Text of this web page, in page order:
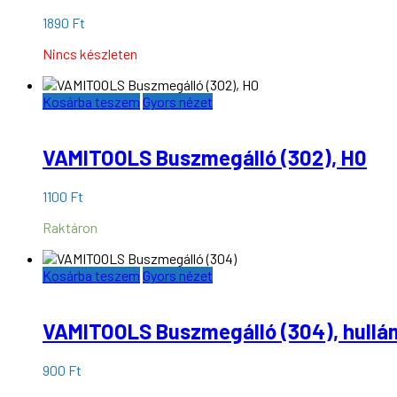
1890 Ft
Nincs készleten
Kosárba teszem Gyors nézet
VAMITOOLS Buszmegálló (302), H0
1100 Ft
Raktáron
Kosárba teszem Gyors nézet
VAMITOOLS Buszmegálló (304),
900 Ft